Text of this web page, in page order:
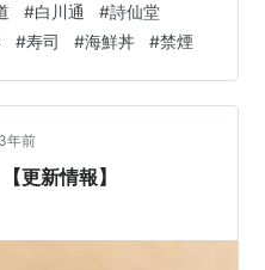
ップ）●TEL…075-712-
煙●ホームページ…なし
をご確認ください。 記事
#白川通 #詩仙堂
#寿司 #海鮮丼 #禁煙
3年前
更新情報】